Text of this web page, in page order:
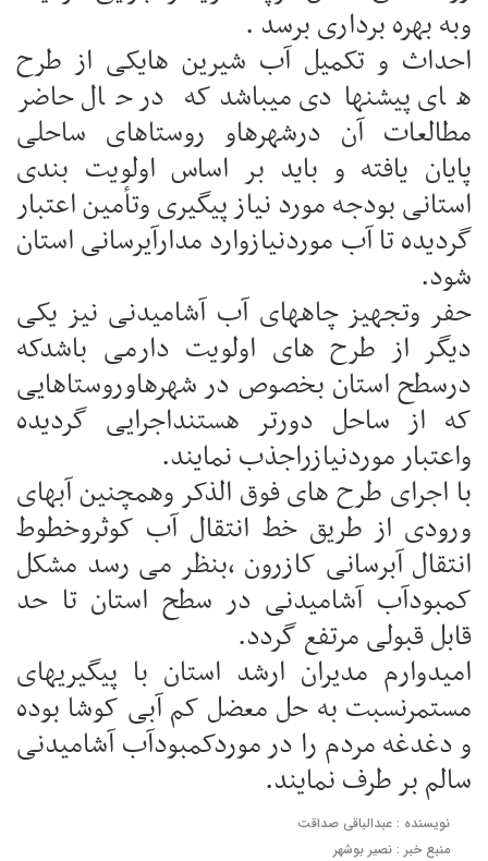
وبه بهره برداری برسد .
احداث و تکمیل آب شیرین هایکی از طرح
های پیشنهادی میباشدکه در حال حاضر
مطالعات آن درشهرهاو روستاهای ساحلی
پایان یافته و باید بر اساس اولویت بندی
استانی بودجه مورد نیاز پیگیری وتأمین اعتبار
گردیده تا آب موردنیازوارد مدارآیرسانی استان
شود.
حفر وتجهیز چاههای آب آشامیدنی نیز یکی
دیگر از طرح های اولویت دارمی باشدکه
درسطح استان بخصوص در شهرهاوروستاهایی
که از ساحل دورتر هستنداجرایی گردیده
و‌اعتبار موردنیازراجذب نمایند.
با اجرای طرح های فوق الذکر وهمچنین آبهای
ورودی از طریق خط انتقال آب کوثروخطوط
انتقال آبرسانی کازرون ،بنظر می رسد مشکل
کمبودآب آشامیدنی در سطح استان تا حد
قابل قبولی مرتفع گردد.
امیدوارم مدیران ارشد استان با پیگیریهای
مستمرنسبت به حل معضل کم آبی کوشا بوده
و دغدغه مردم را در موردکمبودآب آشامیدنی
سالم بر طرف نمایند.
نویسنده : عبدالباقی صداقت
منبع خبر : نصیر بوشهر